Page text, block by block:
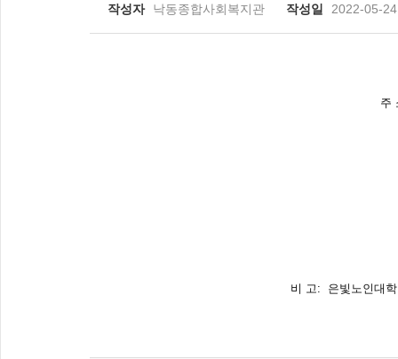
작성자 낙동종합사회복지관 작성일 2022-05-24
주
비 고: 은빛노인대